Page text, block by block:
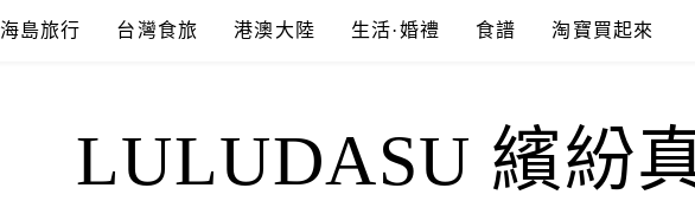
海島旅行 台灣食旅 港澳大陸 生活·婚禮 食譜 淘寶買起來
LULUDASU 繽紛